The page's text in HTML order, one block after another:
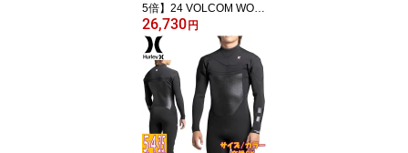
5倍】24 VOLCOM WOM
ODULATOR 3/2 CHEST
ZIP/ボルコム モジュレー
ター チェストジップ 3x2
ウェットスーツ サーフィ
ン レディース 海外モデ
ル
26,730円